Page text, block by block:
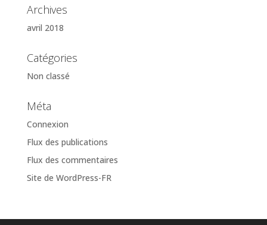
Archives
avril 2018
Catégories
Non classé
Méta
Connexion
Flux des publications
Flux des commentaires
Site de WordPress-FR